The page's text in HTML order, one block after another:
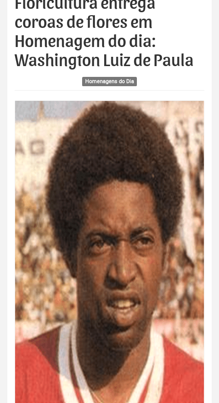
Floricultura entrega
coroas de flores em
Homenagem do dia:
Washington Luiz de Paula
Homenagens do Dia